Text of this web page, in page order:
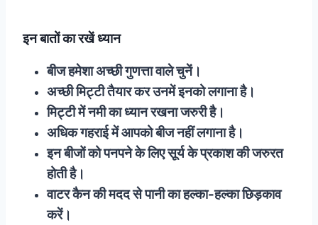
इन बातों का रखें ध्यान
बीज हमेशा अच्छी गुणत्ता वाले चुनें।
अच्छी मिट्टी तैयार कर उनमें इनको लगाना है।
मिट्टी में नमी का ध्यान रखना जरुरी है।
अधिक गहराई में आपको बीज नहीं लगाना है।
इन बीजों को पनपने के लिए सूर्य के प्रकाश की जरुरत
होती है।
वाटर कैन की मदद से पानी का हल्का-हल्का छिड़काव
करें।